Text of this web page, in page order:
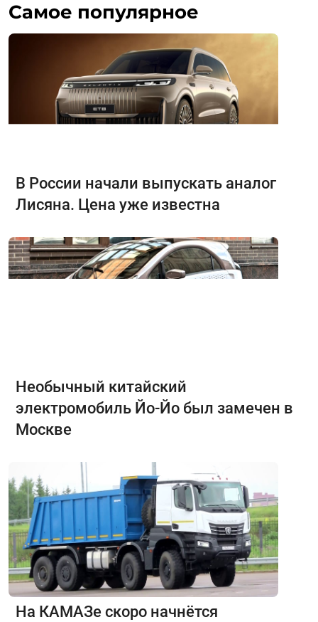
Самое популярное
В России начали выпускать аналог
Лисяна. Цена уже известна
Необычный китайский
электромобиль Йо-Йо был замечен в
Москве
На КАМАЗе скоро начнётся